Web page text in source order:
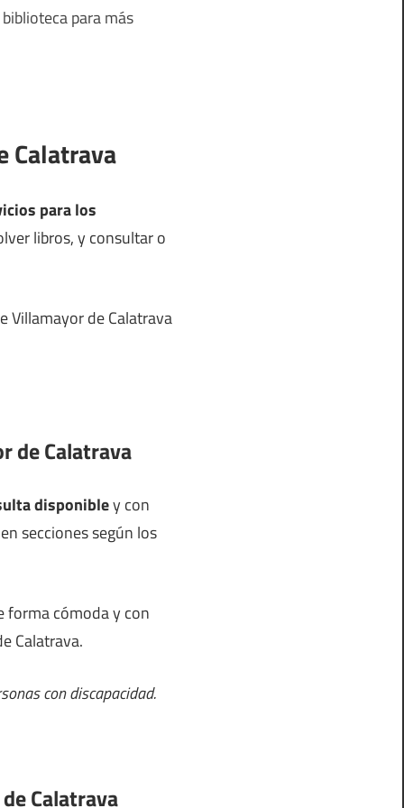
para más
Calatrava
para los
libros, y consultar o
Villamayor de Calatrava
de Calatrava
disponibley con
secciones según los
forma cómoda y con
Calatrava.
con discapacidad.
Calatrava